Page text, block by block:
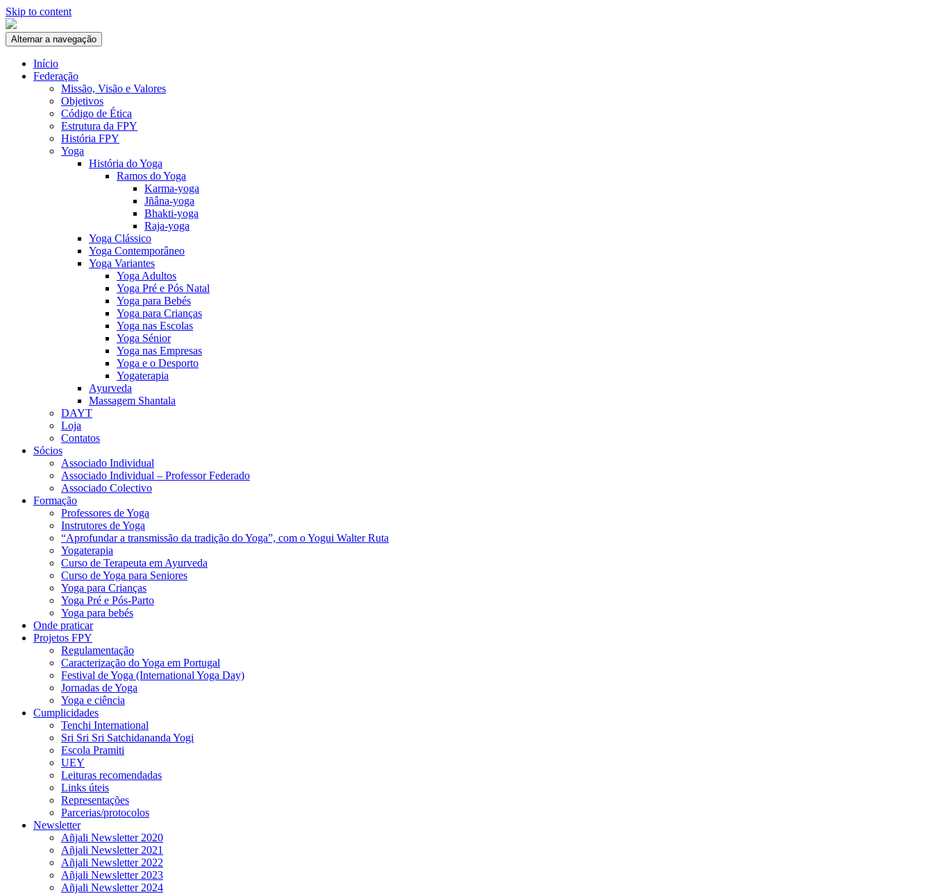
Skip to content
Alternar a navegação
Início
Federação
Missão, Visão e Valores
Objetivos
Código de Ética
Estrutura da FPY
História FPY
Yoga
História do Yoga
Ramos do Yoga
Karma-yoga
Jñâna-yoga
Bhakti-yoga
Raja-yoga
Yoga Clássico
Yoga Contemporâneo
Yoga Variantes
Yoga Adultos
Yoga Pré e Pós Natal
Yoga para Bebés
Yoga para Crianças
Yoga nas Escolas
Yoga Sénior
Yoga nas Empresas
Yoga e o Desporto
Yogaterapia
Ayurveda
Massagem Shantala
DAYT
Loja
Contatos
Sócios
Associado Individual
Associado Individual – Professor Federado
Associado Colectivo
Formação
Professores de Yoga
Instrutores de Yoga
“Aprofundar a transmissão da tradição do Yoga”, com o Yogui Walter Ruta
Yogaterapia
Curso de Terapeuta em Ayurveda
Curso de Yoga para Seniores
Yoga para Crianças
Yoga Pré e Pós-Parto
Yoga para bebés
Onde praticar
Projetos FPY
Regulamentação
Caracterização do Yoga em Portugal
Festival de Yoga (International Yoga Day)
Jornadas de Yoga
Yoga e ciência
Cumplicidades
Tenchi International
Sri Sri Sri Satchidananda Yogi
Escola Pramiti
UEY
Leituras recomendadas
Links úteis
Representações
Parcerias/protocolos
Newsletter
Añjali Newsletter 2020
Añjali Newsletter 2021
Añjali Newsletter 2022
Añjali Newsletter 2023
Añjali Newsletter 2024